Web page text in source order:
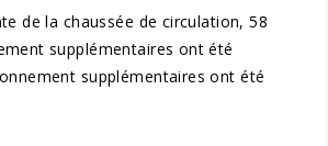
de la chaussée de circulation, 58
supplémentaires ont été
supplémentaires ont été